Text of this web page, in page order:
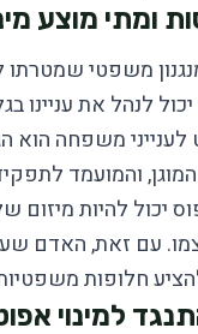
ומתי מוצע
משפטי
לנהל את עניינו
משפחה הוא
והמועמד
יכול להיות
עם זאת, האדם
חלופות
למינוי